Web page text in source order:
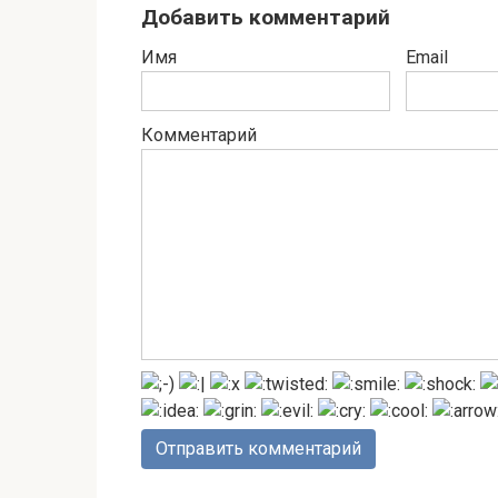
Добавить комментарий
Имя Email
Комментарий